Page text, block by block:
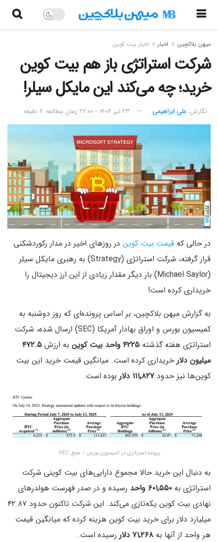
میهن بلاکچین اخبار اخبار بیت کوین
شرکت استراتژی باز هم بیت کوین
خرید؛ چه می‌کند این مایکل سیلر!
نگارش:‌ علی ابراهیمی ۲۳ تیر ۱۴۰۴ - ۲۲:۰۰ زمان مطالعه: ۲ دقیقه
در حالی که قیمت بیت کوین در روزهای اخیر در مدار رکوردشکنی
قرار گرفته، شرکت استراتژی (Strategy) به رهبری مایکل سیلر
(Michael Saylor) بار دیگر مقدار زیادی از این ارز دیجیتال را
خریداری کرده است!
به گزارش میهن بلاکچین، بر اساس پرونده‌ای که روز دوشنبه به
کمیسیون بورس و اوراق بهادار آمریکا (SEC) ارسال شده، شرکت
استراتژی هفته گذشته
به ارزش ۴۷۲.۵
میلیون دلارخریداری کرده است. میانگین قیمت خرید این بیت
کوین‌ها نیز حدود
بوده است.
پرونده استراتژی در کمیسیون بورس – منبع: SEC
به دنبال این خرید حالا مجموع دارایی‌های بیت کوینی شرکت
استراتژی به
رسیده و در صدر فهرست هولدرهای
نهادی بیت کوین یکه‌تازی می‌کند. این شرکت تاکنون حدود ۴۲.۸۷
میلیارد دلار برای خرید بیت کوین هزینه کرده که میانگین قیمت
هر واحد از آنها به ۷۱,۲۶۸ دلار رسیده است.